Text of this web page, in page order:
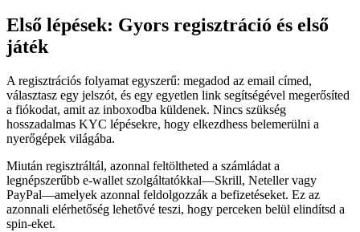
Első lépések: Gyors regisztráció és első
játék
A regisztrációs folyamat egyszerű: megadod az email címed,
választasz egy jelszót, és egy egyetlen link segítségével megerősíted
a fiókodat, amit az inboxodba küldenek. Nincs szükség
hosszadalmas KYC lépésekre, hogy elkezdhess belemerülni a
nyerőgépek világába.
Miután regisztráltál, azonnal feltöltheted a számládat a
legnépszerűbb e-wallet szolgáltatókkal—Skrill, Neteller vagy
PayPal—amelyek azonnal feldolgozzák a befizetéseket. Ez az
azonnali elérhetőség lehetővé teszi, hogy perceken belül elindítsd a
spin-eket.